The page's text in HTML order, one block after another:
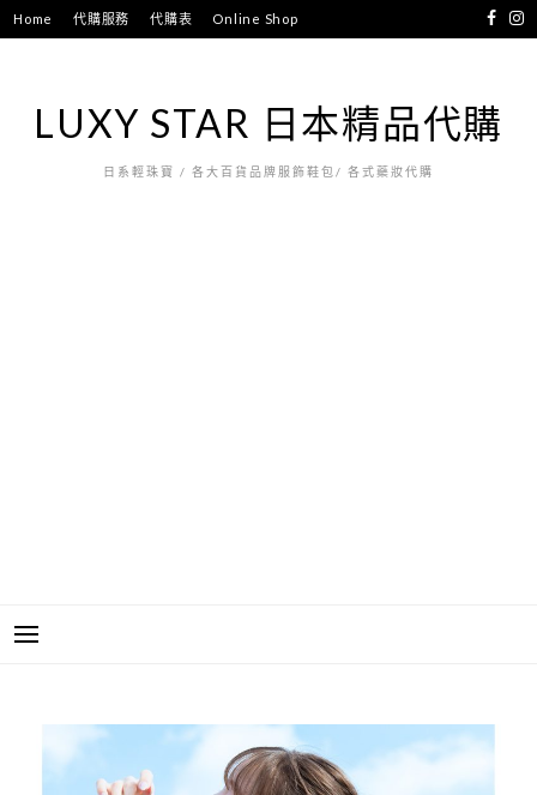
跳
至
Home 代購服務 代購表 Online Shop
LUXY STAR 日本精品代購
日系輕珠寶 / 各大百貨品牌服飾鞋包/ 各式藥妝代購